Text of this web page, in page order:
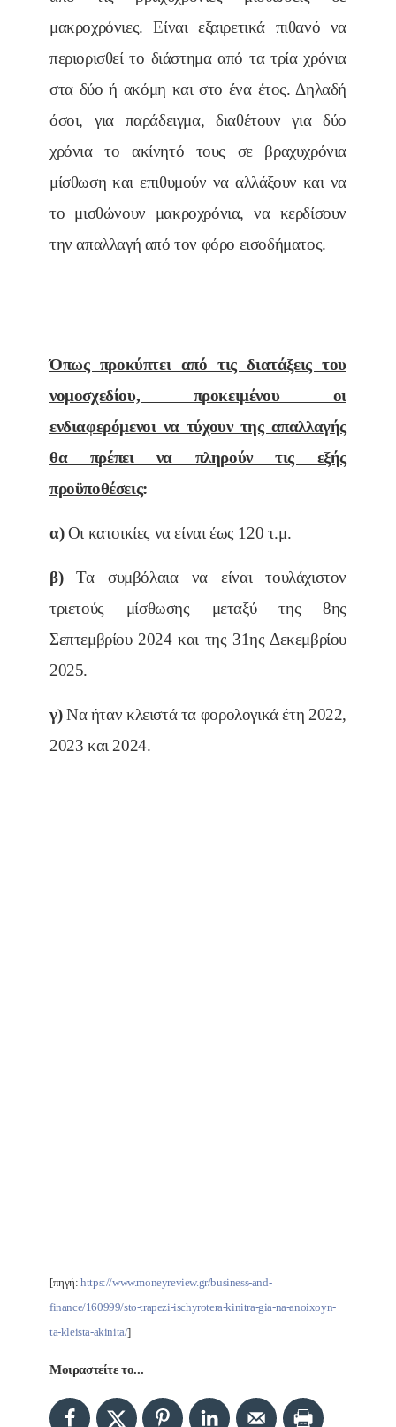
μακροχρόνιες. Είναι εξαιρετικά πιθανό να
περιορισθεί το διάστημα από τα τρία χρόνια
στα δύο ή ακόμη και στο ένα έτος. Δηλαδή
όσοι, για παράδειγμα, διαθέτουν για δύο
χρόνια το ακίνητό τους σε βραχυχρόνια
μίσθωση και επιθυμούν να αλλάξουν και να
το μισθώνουν μακροχρόνια, να κερδίσουν
την απαλλαγή από τον φόρο εισοδήματος.
Όπως προκύπτει από τις διατάξεις του
νομοσχεδίου, προκειμένου οι
ενδιαφερόμενοι να τύχουν της απαλλαγής
θα πρέπει να πληρούν τις εξής
προϋποθέσεις:
α)Οι κατοικίες να είναι έως 120 τ.μ.
β)Τα συμβόλαια να είναι τουλάχιστον
τριετούς μίσθωσης μεταξύ της 8ης
Σεπτεμβρίου 2024 και της 31ης Δεκεμβρίου
2025.
γ)Να ήταν κλειστά τα φορολογικά έτη 2022,
2023 και 2024.
[πηγή:https://www.moneyreview.gr/business-and-
finance/160999/sto-trapezi-ischyrotera-kinitra-gia-na-anoixoyn-
ta-kleista-akinita/]
Μοιραστείτε το...